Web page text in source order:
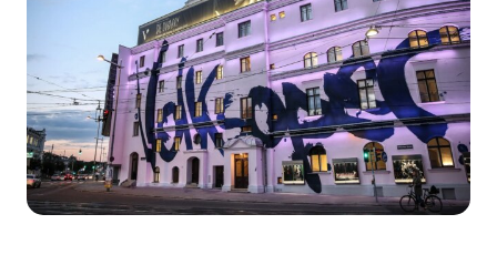
a
n
t
e
d
e
1
0